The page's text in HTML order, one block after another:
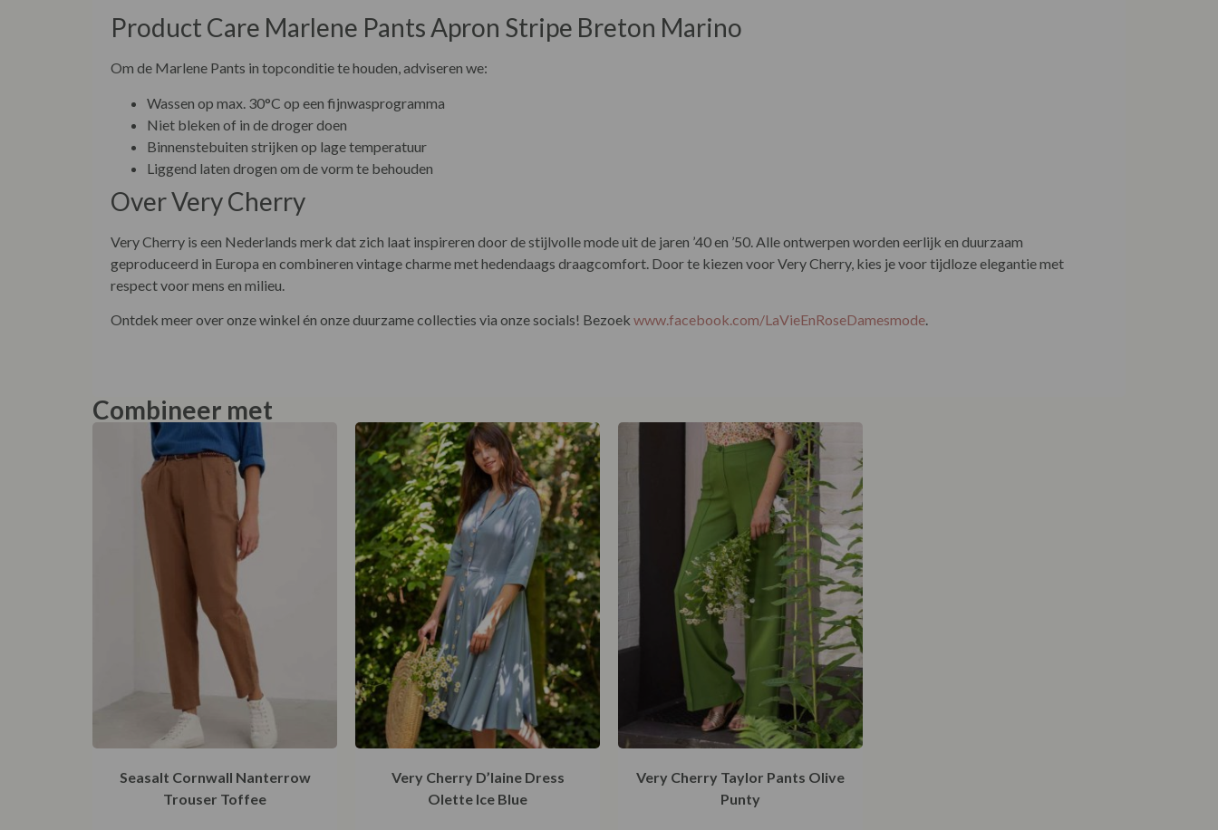
Product Care Marlene Pants Apron Stripe Breton Marino
Om de Marlene Pants in topconditie te houden, adviseren we:
Wassen op max. 30°C op een fijnwasprogramma
Niet bleken of in de droger doen
Binnenstebuiten strijken op lage temperatuur
Liggend laten drogen om de vorm te behouden
Over Very Cherry
Very Cherry is een Nederlands merk dat zich laat inspireren door de stijlvolle mode uit de jaren ’40 en ’50. Alle ontwerpen worden eerlijk en duurzaam
geproduceerd in Europa en combineren vintage charme met hedendaags draagcomfort. Door te kiezen voor Very Cherry, kies je voor tijdloze elegantie met
respect voor mens en milieu.
Ontdek meer over onze winkel én onze duurzame collecties via onze socials! Bezoek www.facebook.com/LaVieEnRoseDamesmode.
Combineer met
Seasalt Cornwall Nanterrow
Trouser Toffee
Very Cherry D’laine Dress
Olette Ice Blue
Very Cherry Taylor Pants Olive
Punty